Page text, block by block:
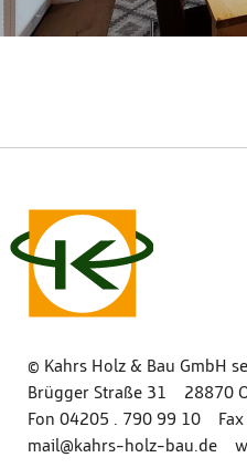
© Kahrs Holz & Bau GmbH
Brügger Straße 31 28870
Fon 04205 . 790 99 10 Fax
mail@kahrs-holz-bau.de